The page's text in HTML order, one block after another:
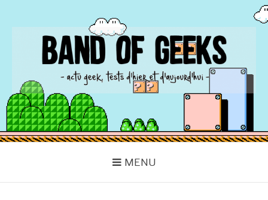
BAND OF GEEKS
Actu Geek d'hier et d'aujourd'hui
MENU